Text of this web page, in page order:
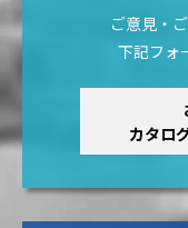
ご意見・
下記フォ
カタロ